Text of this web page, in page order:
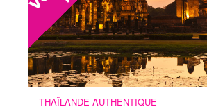
THAÏLANDE AUTHENTIQUE